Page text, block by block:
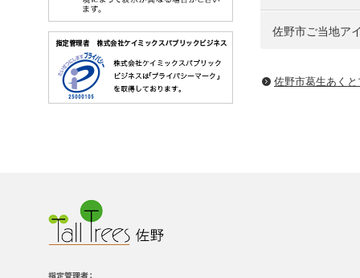
佐野市ご当地ア
佐野市葛生あく